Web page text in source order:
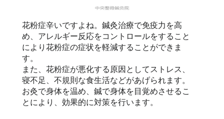
花粉症辛いですよね。鍼灸治療で免疫力を高
め、アレルギー反応をコントロールをすること
により花粉症の症状を軽減することができま
す。
また、花粉症が悪化する原因としてストレス、
寝不足、不規則な食生活などがあげられます。
お灸で身体を温め、鍼で身体を目覚めさせるこ
とにより、効果的に対策を行います。